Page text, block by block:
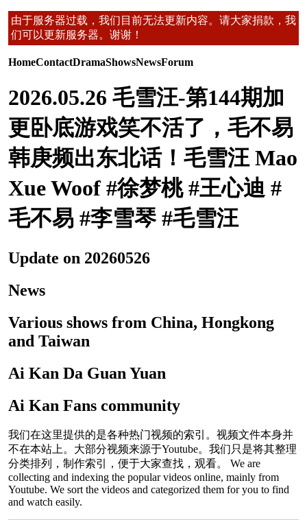
由于服务器过载，我们目前无法更新内容。请大家捐款，我
们可以更新服务器。谢谢！
HomeContactDramaShowsNewsForum
2026.05.26 毛雪汪-第144期加
更卧底游戏笑不活了，毛不易
韩庚频出东北话！毛雪汪 Mao
Xue Woof #徐梦桃 #王心迪 #
毛不易 #李雪琴 #毛雪汪
Update on 20260526
News
Various shows from China, Hongkong
and Taiwan
Ai Kan Da Guan Yuan
Ai Kan Fans community
我们在这里提供的是各种热门视频的索引。视频文件本身并
不在本站上。大部分视频来源于Youtube。我们只是将其整理
分类排列，制作索引，便于大家查找，观看。 We are
collecting and indexing the popular videos online, mainly from
Youtube. We sort the videos and categorized them for you to find
and watch easily.